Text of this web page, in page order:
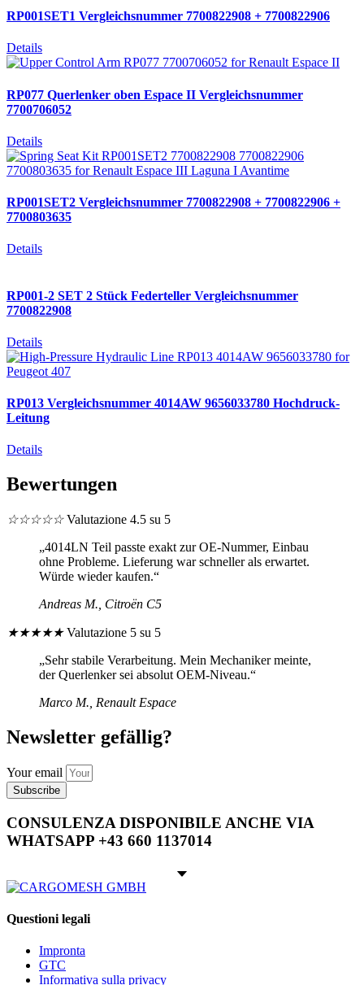
RP001SET1 Vergleichsnummer 7700822908 + 7700822906
Details
RP077 Querlenker oben Espace II Vergleichsnummer
7700706052
Details
RP001SET2 Vergleichsnummer 7700822908 + 7700822906 +
7700803635
Details
RP001-2 SET 2 Stück Federteller Vergleichsnummer
7700822908
Details
RP013 Vergleichsnummer 4014AW 9656033780 Hochdruck-
Leitung
Details
Bewertungen
☆☆☆☆☆ Valutazione 4.5 su 5
„4014LN Teil passte exakt zur OE-Nummer, Einbau
ohne Probleme. Lieferung war schneller als erwartet.
Würde wieder kaufen.“
Andreas M., Citroën C5
★★★★★ Valutazione 5 su 5
„Sehr stabile Verarbeitung. Mein Mechaniker meinte,
der Querlenker sei absolut OEM-Niveau.“
Marco M., Renault Espace
Newsletter gefällig?
Your email
Subscribe
CONSULENZA DISPONIBILE ANCHE VIA
WHATSAPP +43 660 1137014
Questioni legali
Impronta
GTC
Informativa sulla privacy